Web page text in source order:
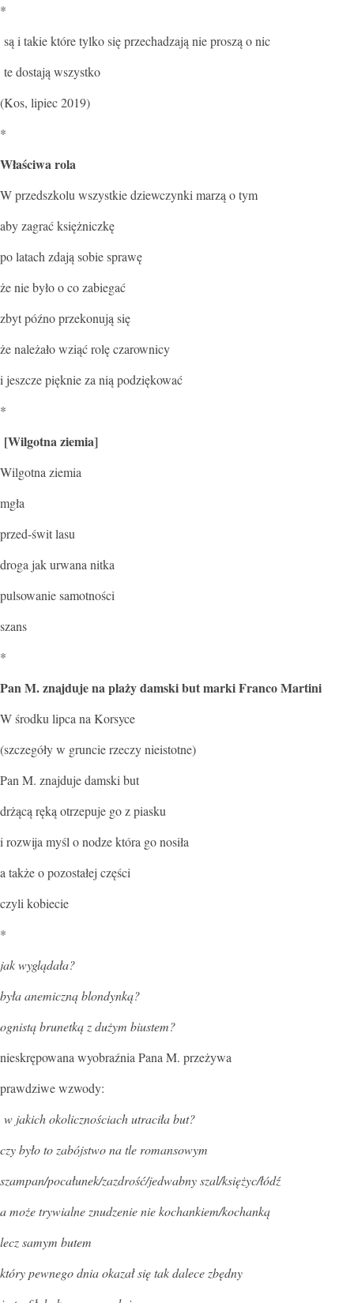
*
są i takie które tylko się przechadzają nie proszą o nic
te dostają wszystko
(Kos, lipiec 2019)
*
Właściwa rola
W przedszkolu wszystkie dziewczynki marzą o tym
aby zagrać księżniczkę
po latach zdają sobie sprawę
że nie było o co zabiegać
zbyt późno przekonują się
że należało wziąć rolę czarownicy
i jeszcze pięknie za nią podziękować
*
[Wilgotna ziemia]
Wilgotna ziemia
mgła
przed-świt lasu
droga jak urwana nitka
pulsowanie samotności
szans
*
Pan M. znajduje na plaży damski but marki Franco Martini
W środku lipca na Korsyce
(szczegóły w gruncie rzeczy nieistotne)
Pan M. znajduje damski but
drżącą ręką otrzepuje go z piasku
i rozwija myśl o nodze która go nosiła
a także o pozostałej części
czyli kobiecie
*
jak wyglądała?
była anemiczną blondynką?
ognistą brunetką z dużym biustem?
nieskrępowana wyobraźnia Pana M. przeżywa
prawdziwe wzwody:
w jakich okolicznościach utraciła but?
czy było to zabójstwo na tle romansowym
szampan/pocałunek/zazdrość/jedwabny szal/księżyc/łódź
a może trywialne znudzenie nie kochankiem/kochanką
lecz samym butem
który pewnego dnia okazał się tak dalece zbędny